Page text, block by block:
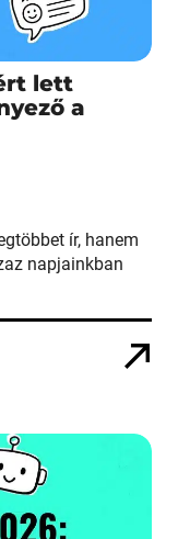
lett
a
ír, hanem
napjainkban